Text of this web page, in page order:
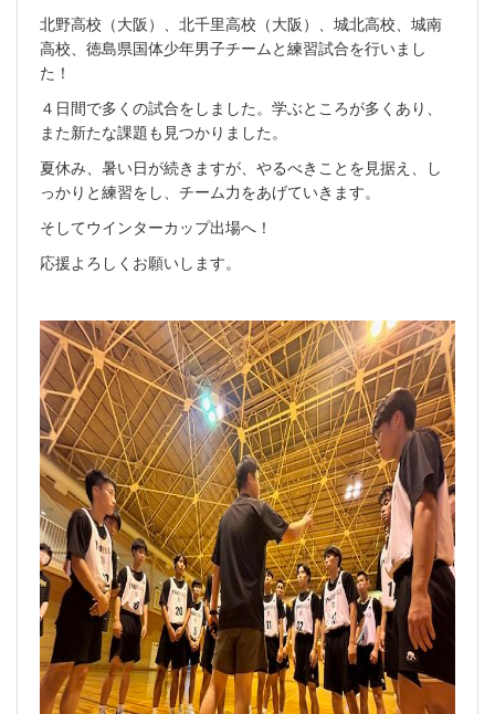
北野高校（大阪）、北千里高校（大阪）、城北高校、城南
高校、徳島県国体少年男子チームと練習試合を行いまし
た！
４日間で多くの試合をしました。学ぶところが多くあり、
また新たな課題も見つかりました。
夏休み、暑い日が続きますが、やるべきことを見据え、し
っかりと練習をし、チーム力をあげていきます。
そしてウインターカップ出場へ！
応援よろしくお願いします。